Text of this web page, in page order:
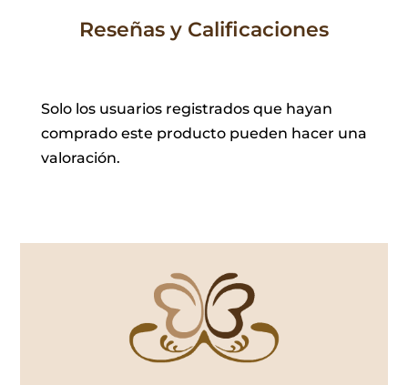
Reseñas y Calificaciones
Solo los usuarios registrados que hayan
comprado este producto pueden hacer una
valoración.